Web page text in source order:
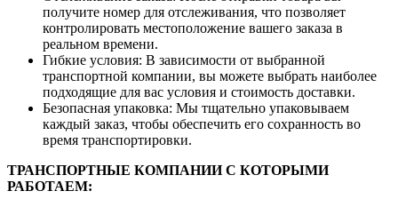
получите номер для отслеживания, что позволяет
контролировать местоположение вашего заказа в
реальном времени.
Гибкие условия: В зависимости от выбранной
транспортной компании, вы можете выбрать наиболее
подходящие для вас условия и стоимость доставки.
Безопасная упаковка: Мы тщательно упаковываем
каждый заказ, чтобы обеспечить его сохранность во
время транспортировки.
ТРАНСПОРТНЫЕ КОМПАНИИ С КОТОРЫМИ
РАБОТАЕМ: